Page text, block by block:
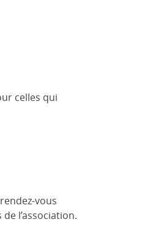
celles qui
vous
l’association.